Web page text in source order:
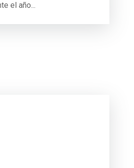
el año...